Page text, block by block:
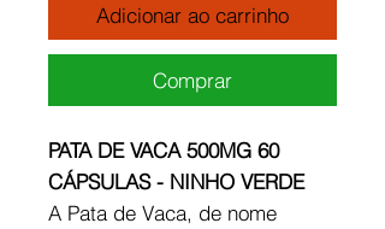
Adicionar ao carrinho
Comprar
PATA DE VACA 500MG 60
CÁPSULAS - NINHO VERDE
A Pata de Vaca, de nome